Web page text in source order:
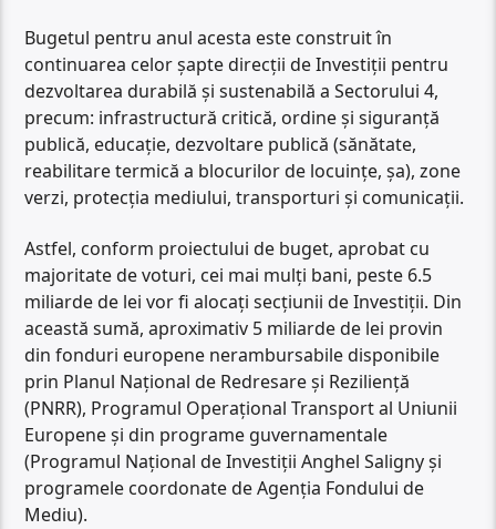
Bugetul pentru anul acesta este construit în
continuarea celor șapte direcții de Investiții pentru
dezvoltarea durabilă și sustenabilă a Sectorului 4,
precum: infrastructură critică, ordine și siguranță
publică, educație, dezvoltare publică (sănătate,
reabilitare termică a blocurilor de locuințe, șa), zone
verzi, protecția mediului, transporturi și comunicații.
Astfel, conform proiectului de buget, aprobat cu
majoritate de voturi, cei mai mulți bani, peste 6.5
miliarde de lei vor fi alocați secțiunii de Investiții. Din
această sumă, aproximativ 5 miliarde de lei provin
din fonduri europene nerambursabile disponibile
prin Planul Național de Redresare și Reziliență
(PNRR), Programul Operațional Transport al Uniunii
Europene și din programe guvernamentale
(Programul Național de Investiții Anghel Saligny și
programele coordonate de Agenția Fondului de
Mediu).